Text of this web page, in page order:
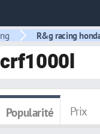
R&g racing
Popularité Prix